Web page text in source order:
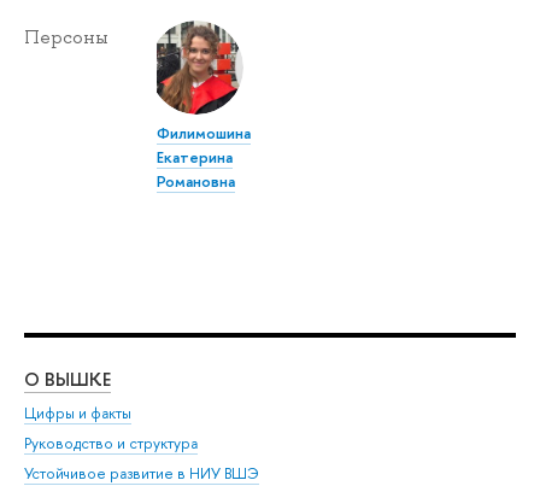
Персоны
Филимошина
Екатерина
Романовна
О ВЫШКЕ
Цифры и факты
Руководство и структура
Устойчивое развитие в НИУ ВШЭ